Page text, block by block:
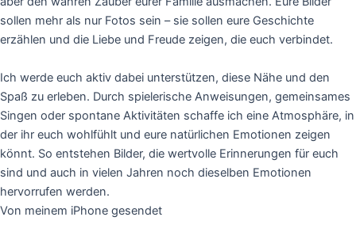
sollen mehr als nur Fotos sein – sie sollen eure Geschichte
erzählen und die Liebe und Freude zeigen, die euch verbindet.
Ich werde euch aktiv dabei unterstützen, diese Nähe und den
Spaß zu erleben. Durch spielerische Anweisungen, gemeinsames
Singen oder spontane Aktivitäten schaffe ich eine Atmosphäre, in
der ihr euch wohlfühlt und eure natürlichen Emotionen zeigen
könnt. So entstehen Bilder, die wertvolle Erinnerungen für euch
sind und auch in vielen Jahren noch dieselben Emotionen
hervorrufen werden.
Von meinem iPhone gesendet